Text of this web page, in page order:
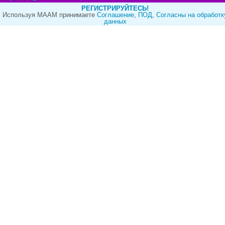
РЕГИСТРИРУЙТЕСЬ!
Используя МААМ принимаете Cоглашение, ПОД, Согласны на
данных